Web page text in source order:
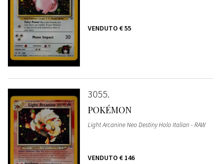
VENDUTO € 55
3055
POKÉMON
Light Arcanine Neo Destiny Holo Italian - RAW
VENDUTO € 146